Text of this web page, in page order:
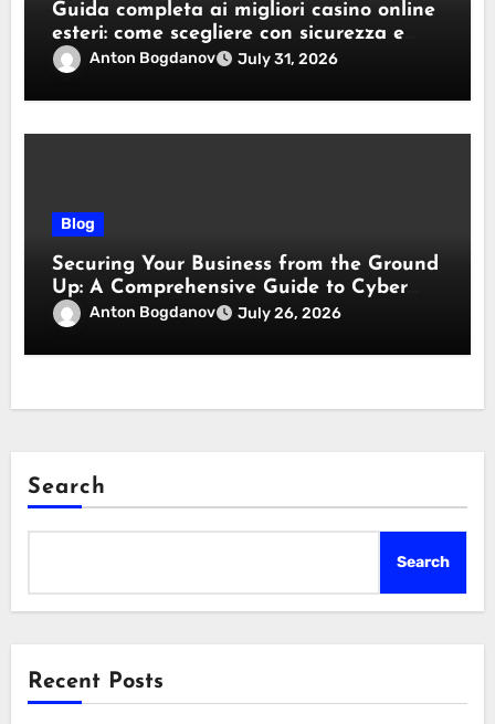
Guida completa ai migliori casino online
esteri: come scegliere con sicurezza e
responsabilità
Anton Bogdanov July 31, 2026
Blog
Securing Your Business from the Ground
Up: A Comprehensive Guide to Cyber
Essentials Certification
Anton Bogdanov July 26, 2026
Search
Search
Recent Posts